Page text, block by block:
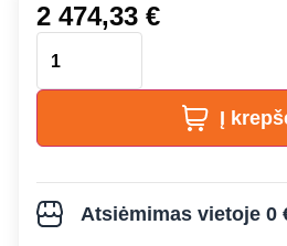
2 474,33 €
Į
Atsiėmimas vietoje 0